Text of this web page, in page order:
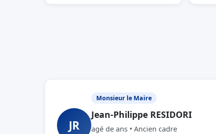
JR
Monsieur le Maire
Jean-Philippe RESIDORI
agé de ans • Ancien cadre